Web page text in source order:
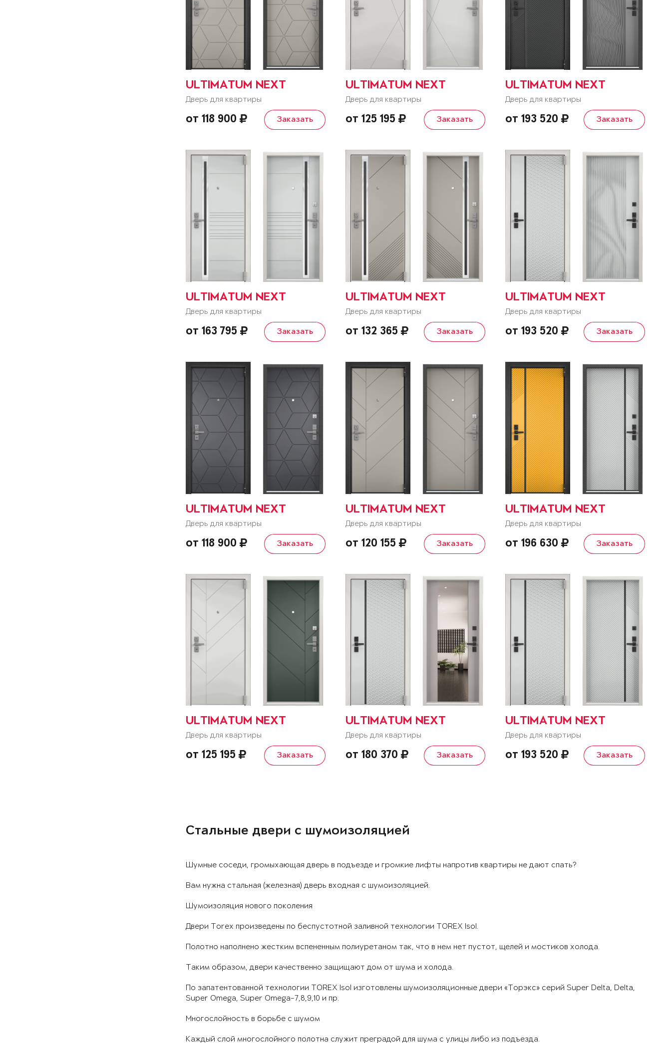
ULTIMATUM NEXT
Дверь для квартиры
от 118 900 Заказать
ULTIMATUM NEXT
Дверь для квартиры
от 125 195 Заказать
ULTIMATUM NEXT
Дверь для квартиры
от 193 520 Заказать
ULTIMATUM NEXT
Дверь для квартиры
от 163 795 Заказать
ULTIMATUM NEXT
Дверь для квартиры
от 132 365 Заказать
ULTIMATUM NEXT
Дверь для квартиры
от 193 520 Заказать
ULTIMATUM NEXT
Дверь для квартиры
от 118 900 Заказать
ULTIMATUM NEXT
Дверь для квартиры
от 120 155 Заказать
ULTIMATUM NEXT
Дверь для квартиры
от 196 630 Заказать
ULTIMATUM NEXT
Дверь для квартиры
от 125 195 Заказать
ULTIMATUM NEXT
Дверь для квартиры
от 180 370 Заказать
ULTIMATUM NEXT
Дверь для квартиры
от 193 520 Заказать
Стальные двери с шумоизоляцией
Шумные соседи, громыхающая дверь в подъезде и громкие лифты напротив квартиры не дают спать?
Вам нужна стальная (железная) дверь входная с шумоизоляцией.
Шумоизоляция нового поколения
Двери Torex произведены по беспустотной заливной технологии TOREX Isol.
Полотно наполнено жестким вспененным полиуретаном так, что в нем нет пустот, щелей и мостиков холода.
Таким образом, двери качественно защищают дом от шума и холода.
По запатентованной технологии TOREX Isol изготовлены шумоизоляционные двери «Торэкс» серий Super Delta, Delta,
Super Omega, Super Omega-7,8,9,10 и пр.
Многослойность в борьбе с шумом
Каждый слой многослойного полотна служит преградой для шума с улицы либо из подъезда.